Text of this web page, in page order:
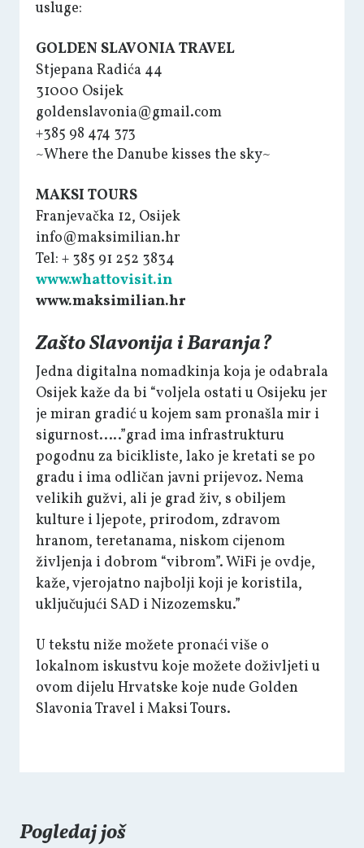
usluge:
GOLDEN SLAVONIA TRAVEL
Stjepana Radića 44
31000 Osijek
goldenslavonia@gmail.com
+385 98 474 373
~Where the Danube kisses the sky~
MAKSI TOURS
Franjevačka 12, Osijek
info@maksimilian.hr
Tel: + 385 91 252 3834
www.whattovisit.in
www.maksimilian.hr
Zašto Slavonija i Baranja?
Jedna digitalna nomadkinja koja je odabrala
Osijek kaže da bi “voljela ostati u Osijeku jer
je miran gradić u kojem sam pronašla mir i
sigurnost.….”grad ima infrastrukturu
pogodnu za bicikliste, lako je kretati se po
gradu i ima odličan javni prijevoz. Nema
velikih gužvi, ali je grad živ, s obiljem
kulture i ljepote, prirodom, zdravom
hranom, teretanama, niskom cijenom
življenja i dobrom “vibrom”. WiFi je ovdje,
kaže, vjerojatno najbolji koji je koristila,
uključujući SAD i Nizozemsku.”
U tekstu niže možete pronaći više o
lokalnom iskustvu koje možete doživljeti u
ovom dijelu Hrvatske koje nude Golden
Slavonia Travel i Maksi Tours.
Pogledaj još